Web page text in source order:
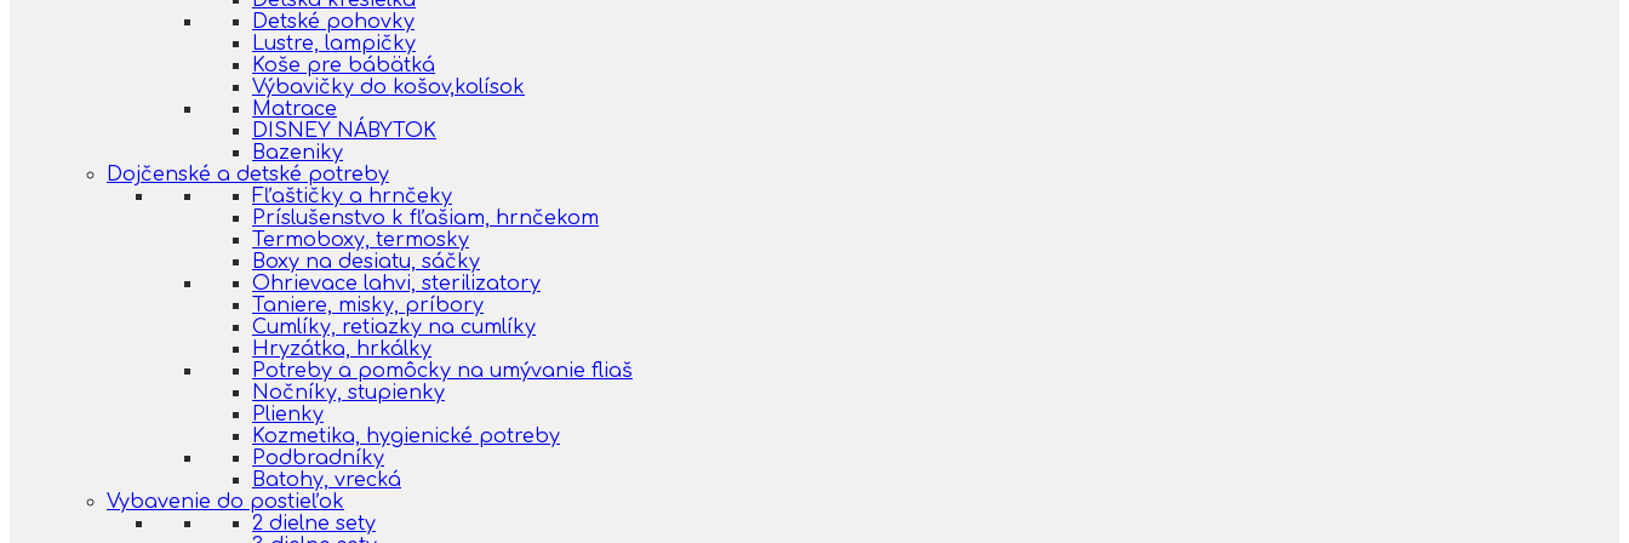
Detské pohovky
Lustre, lampičky
Koše pre bábätká
Výbavičky do košov,kolísok
Matrace
DISNEY NÁBYTOK
Bazeniky
Dojčenské a detské potreby
Fľaštičky a hrnčeky
Príslušenstvo k fľašiam, hrnčekom
Termoboxy, termosky
Boxy na desiatu, sáčky
Ohrievace lahvi, sterilizatory
Taniere, misky, príbory
Cumlíky, retiazky na cumlíky
Hryzátka, hrkálky
Potreby a pomôcky na umývanie fliaš
Nočníky, stupienky
Plienky
Kozmetika, hygienické potreby
Podbradníky
Batohy, vrecká
Vybavenie do postieľok
2 dielne sety